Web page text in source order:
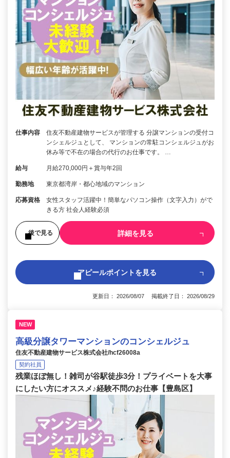
仕事内容
住友不動産建物サービスが管理する 分譲マンションの受付コ
ンシェルジュとして、 マンションの常駐コンシェルジュがお
休み等で不在の場合の代行のお仕事です。 …
給与 月給270,000円＋賞与年2回
勤務地 東京都湾岸・都心地域のマンション
応募資格
女性スタッフ活躍中！簡単なパソコン操作（文字入力）がで
きる方 社会人経験必須
後で見る 詳細を見る
アピールポイントを見る
更新日： 2026/08/07 掲載終了日： 2026/08/29
NEW
高級分譲タワーマンションのコンシェルジュ
住友不動産建物サービス株式会社/hcf26008a
契約社員
残業ほぼ無し！雑司が谷駅徒歩3分！プライベートを大事
にしたい方にオススメ♪経験不問のお仕事【豊島区】